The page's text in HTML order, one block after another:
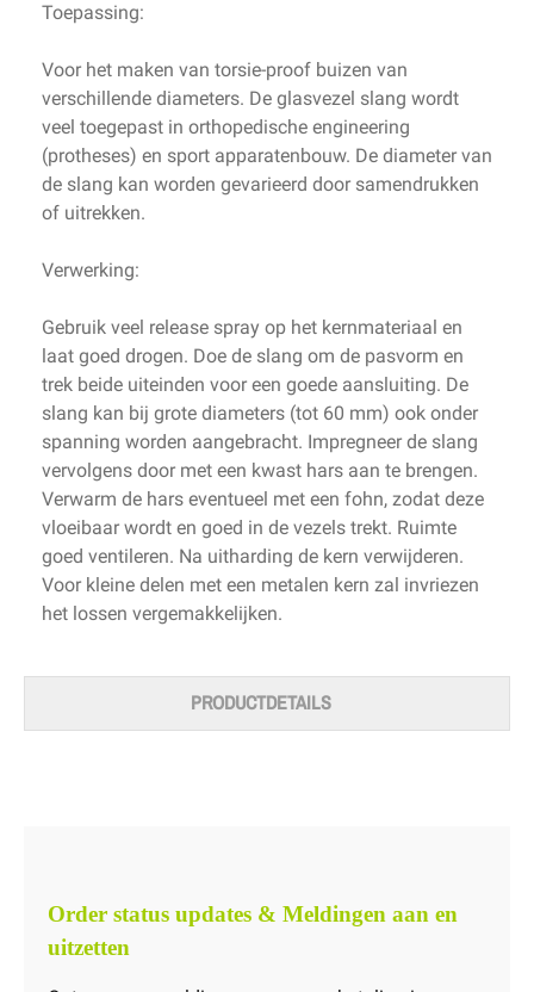
Toepassing:
Voor het maken van torsie-proof buizen van
verschillende diameters. De glasvezel slang wordt
veel toegepast in orthopedische engineering
(protheses) en sport apparatenbouw. De diameter van
de slang kan worden gevarieerd door samendrukken
of uitrekken.
Verwerking:
Gebruik veel release spray op het kernmateriaal en
laat goed drogen. Doe de slang om de pasvorm en
trek beide uiteinden voor een goede aansluiting. De
slang kan bij grote diameters (tot 60 mm) ook onder
spanning worden aangebracht. Impregneer de slang
vervolgens door met een kwast hars aan te brengen.
Verwarm de hars eventueel met een fohn, zodat deze
vloeibaar wordt en goed in de vezels trekt. Ruimte
goed ventileren. Na uitharding de kern verwijderen.
Voor kleine delen met een metalen kern zal invriezen
het lossen vergemakkelijken.
PRODUCTDETAILS
Order status updates & Meldingen aan en
uitzetten